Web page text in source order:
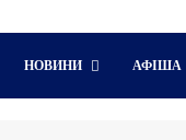
НОВИНИ АФІША